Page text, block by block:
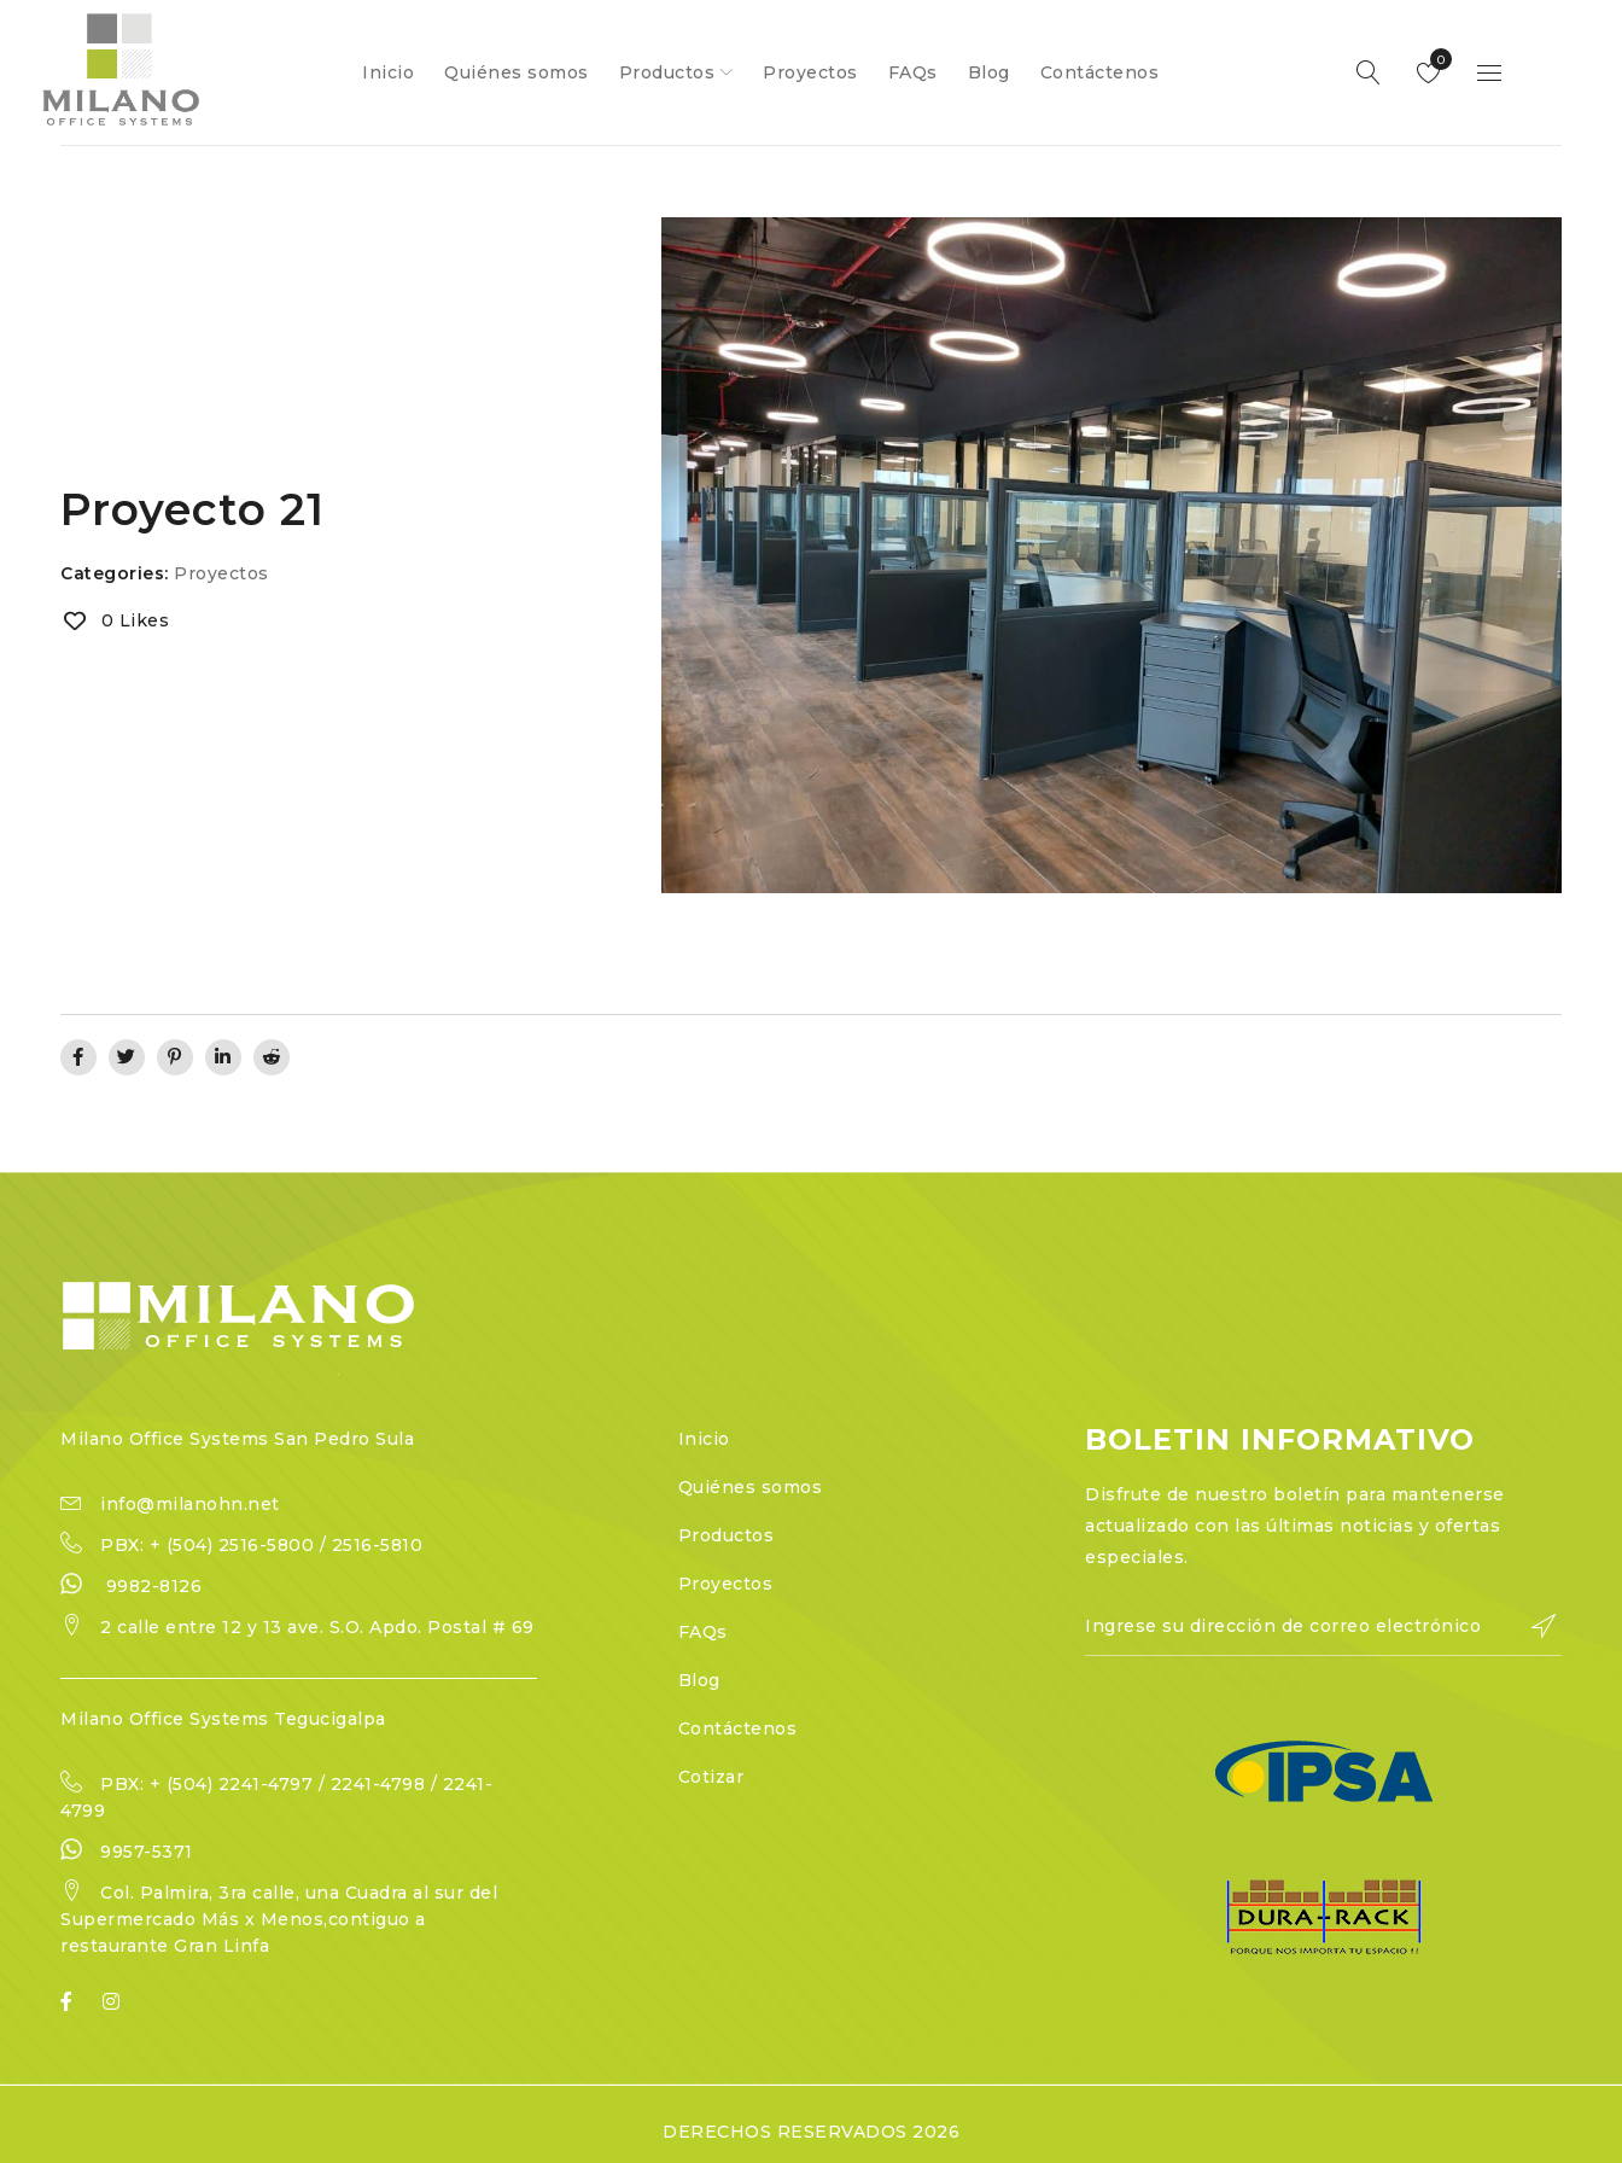
Inicio Quiénes somos Productos Proyectos FAQs Blog Contáctenos
0
Proyecto 21
Categories: Proyectos
0 Likes
Milano Office Systems San Pedro Sula
info@milanohn.net
PBX: + (504) 2516-5800 / 2516-5810
9982-8126
2 calle entre 12 y 13 ave. S.O. Apdo. Postal # 69
Milano Office Systems Tegucigalpa
PBX: + (504) 2241-4797 / 2241-4798 / 2241-
4799
9957-5371
Col. Palmira, 3ra calle, una Cuadra al sur del
Supermercado Más x Menos,contiguo a
restaurante Gran Linfa
Inicio
Quiénes somos
Productos
Proyectos
FAQs
Blog
Contáctenos
Cotizar
BOLETIN INFORMATIVO
Disfrute de nuestro boletín para mantenerse
actualizado con las últimas noticias y ofertas
especiales.
DERECHOS RESERVADOS 2026